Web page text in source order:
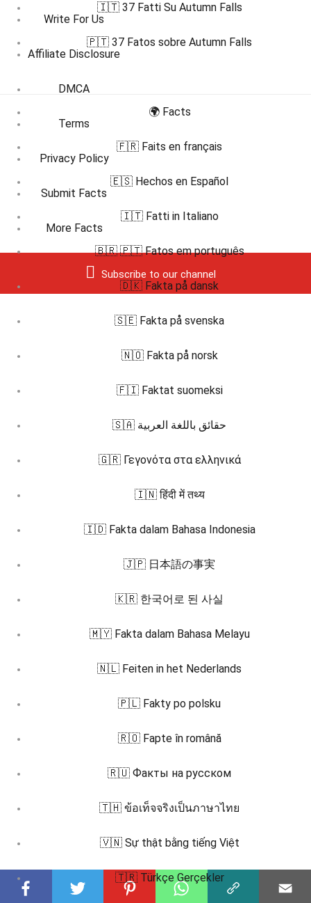
Write For Us
Affiliate Disclosure
DMCA
Terms
Privacy Policy
Submit Facts
More Facts
Subscribe to our channel
🇮🇹 37 Fatti Su Autumn Falls
🇵🇹 37 Fatos sobre Autumn Falls
🌍 Facts
🇫🇷 Faits en français
🇪🇸 Hechos en Español
🇮🇹 Fatti in Italiano
🇧🇷 🇵🇹 Fatos em português
🇩🇰 Fakta på dansk
🇸🇪 Fakta på svenska
🇳🇴 Fakta på norsk
🇫🇮 Faktat suomeksi
🇸🇦 حقائق باللغة العربية
🇬🇷 Γεγονότα στα ελληνικά
🇮🇳 हिंदी में तथ्य
🇮🇩 Fakta dalam Bahasa Indonesia
🇯🇵 日本語の事実
🇰🇷 한국어로 된 사실
🇲🇾 Fakta dalam Bahasa Melayu
🇳🇱 Feiten in het Nederlands
🇵🇱 Fakty po polsku
🇷🇴 Fapte în română
🇷🇺 Факты на русском
🇹🇭 ข้อเท็จจริงเป็นภาษาไทย
🇻🇳 Sự thật bằng tiếng Việt
🇹🇷 Türkçe Gerçekler